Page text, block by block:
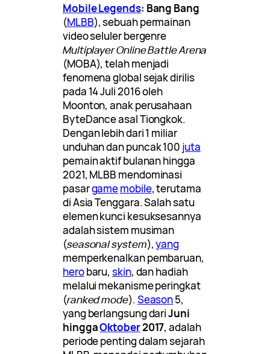
Mobile Legends: Bang Bang
(MLBB), sebuah permainan
video seluler bergenre
Multiplayer Online Battle Arena
(MOBA), telah menjadi
fenomena global sejak dirilis
pada 14 Juli 2016 oleh
Moonton, anak perusahaan
ByteDance asal Tiongkok.
Dengan lebih dari 1 miliar
unduhan dan puncak 100 juta
pemain aktif bulanan hingga
2021, MLBB mendominasi
pasargamemobile, terutama
di Asia Tenggara. Salah satu
elemen kunci kesuksesannya
adalah sistem musiman
(seasonal system),yang
memperkenalkan pembaruan,
herobaru,skin, dan hadiah
melalui mekanisme peringkat
(ranked mode). Season5,
yang berlangsung dariJuni
hinggaOktober2017, adalah
periode penting dalam sejarah